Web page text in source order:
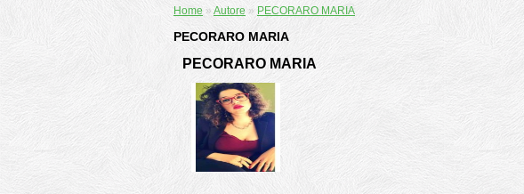
Home » Autore » PECORARO MARIA
PECORARO MARIA
PECORARO MARIA